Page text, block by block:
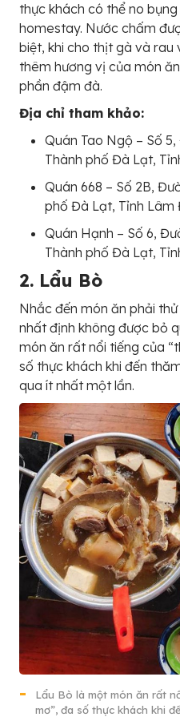
thực khách có thể no
homestay. Nước chấm
biệt, khi cho thịt gà và rau
thêm hương vị của món
phần đậm đà.
Địa chỉ tham khảo:
Quán Tao Ngộ – Số
Thành phố Đà Lạt,
Quán 668 – Số 2B,
phố Đà Lạt, Tỉnh Lâm
Quán Hạnh – Số 6,
Thành phố Đà Lạt,
2. Lẩu Bò
Nhắc đến món ăn phải
nhất định không được bỏ
món ăn rất nổi tiếng của
số thực khách khi đến
qua ít nhất một lần.
Lẩu Bò là một món ăn rất
mơ”, đa số thực khách khi